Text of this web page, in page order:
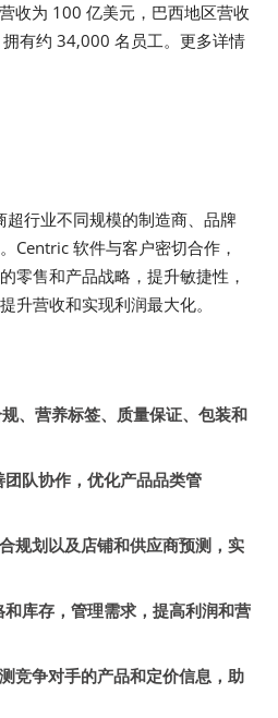
收为 100 亿美元，巴西地区营收
有约 34,000 名员工。更多详情
行业不同规模的制造商、品牌
Centric 软件与客户密切合作，
零售和产品战略，提升敏捷性，
升营收和实现利润最大化。
、营养标签、质量保证、包装和
队协作，优化产品品类管
规划以及店铺和供应商预测，实
库存，管理需求，提高利润和营
竞争对手的产品和定价信息，助